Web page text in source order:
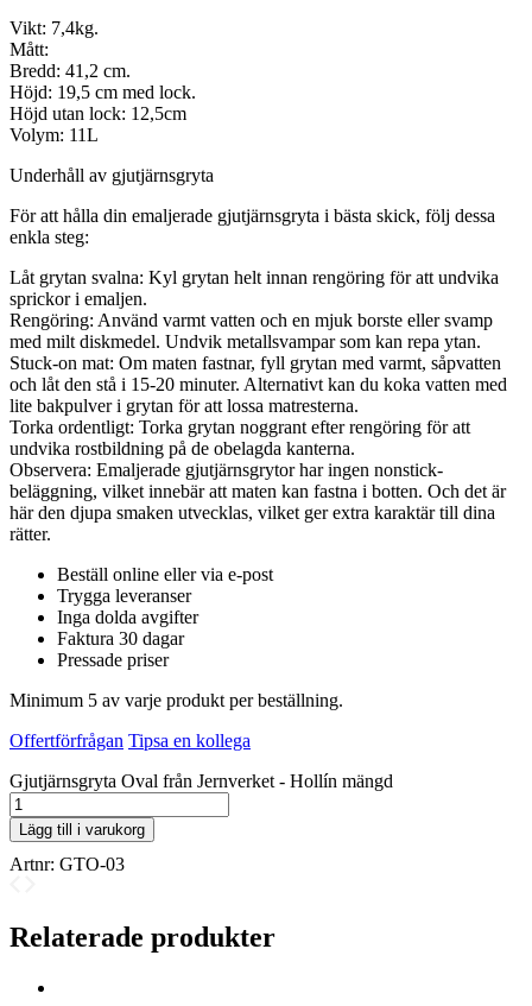
Vikt: 7,4kg.
Mått:
Bredd: 41,2 cm.
Höjd: 19,5 cm med lock.
Höjd utan lock: 12,5cm
Volym: 11L
Underhåll av gjutjärnsgryta
För att hålla din emaljerade gjutjärnsgryta i bästa skick, följ dessa
enkla steg:
Låt grytan svalna: Kyl grytan helt innan rengöring för att undvika
sprickor i emaljen.
Rengöring: Använd varmt vatten och en mjuk borste eller svamp
med milt diskmedel. Undvik metallsvampar som kan repa ytan.
Stuck-on mat: Om maten fastnar, fyll grytan med varmt, såpvatten
och låt den stå i 15-20 minuter. Alternativt kan du koka vatten med
lite bakpulver i grytan för att lossa matresterna.
Torka ordentligt: Torka grytan noggrant efter rengöring för att
undvika rostbildning på de obelagda kanterna.
Observera: Emaljerade gjutjärnsgrytor har ingen nonstick-
beläggning, vilket innebär att maten kan fastna i botten. Och det är
här den djupa smaken utvecklas, vilket ger extra karaktär till dina
rätter.
Beställ online eller via e-post
Trygga leveranser
Inga dolda avgifter
Faktura 30 dagar
Pressade priser
Minimum 5 av varje produkt per beställning.
Offertförfrågan Tipsa en kollega
Gjutjärnsgryta Oval från Jernverket - Hollín mängd
Lägg till i varukorg
Artnr: GTO-03
Relaterade produkter